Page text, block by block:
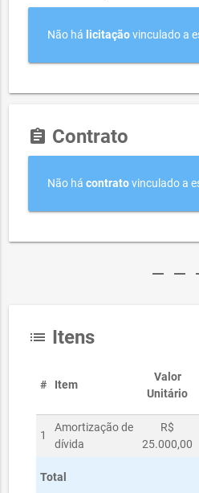
Não há licitaçãovinculado a
assignment Contrato
Não há contratovinculado a
remove remove
list Itens
# Item
Valor
Unitário
1
Amortização de
dívida
R$
25.000,00
Total